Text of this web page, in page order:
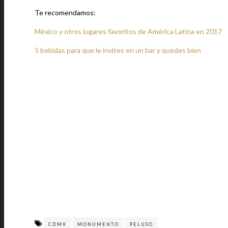
Te recomendamos:
México y otros lugares favoritos de América Latina en 2017
5 bebidas para que le invites en un bar y quedes bien
CDMX MONUMENTO PELUSO